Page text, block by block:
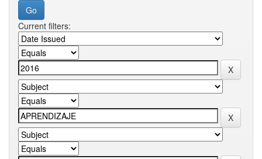
Current filters: